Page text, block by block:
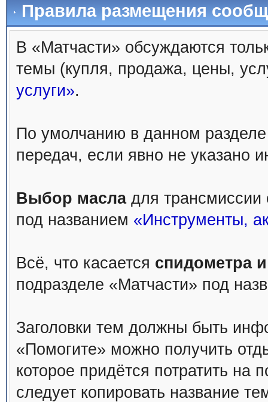
Правила размещения
В «Матчасти» обсуждаются
темы (купля, продажа, цены,
услуги».
По умолчанию в данном разделе
передач, если явно не указано
Выбор масладля трансмиссии
под названием «Инструменты,
Всё, что касается спидометра
подразделе «Матчасти» под
Заголовки тем должны быть
«Помогите» можно получить
которое придётся потратить на
следует копировать название